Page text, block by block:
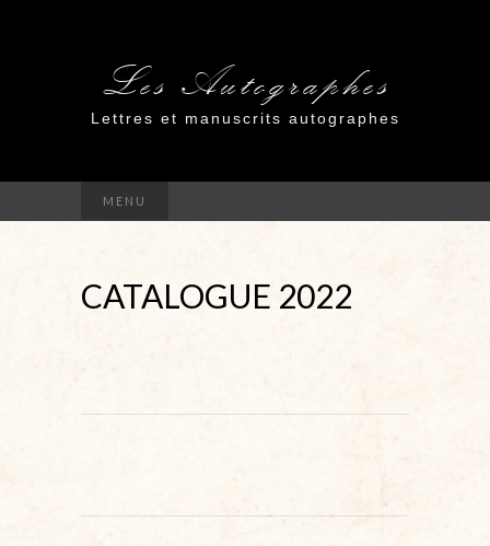
Les Autographes
Lettres et manuscrits autographes
MENU
CATALOGUE 2022